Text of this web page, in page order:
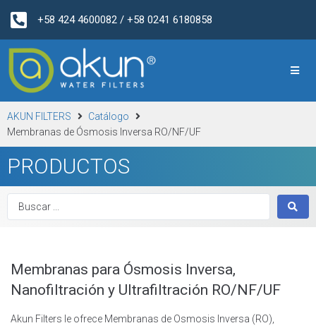
+58 424 4600082 / +58 0241 6180858
AKUN FILTERS
Catálogo
Membranas de Ósmosis Inversa RO/NF/UF
PRODUCTOS
Membranas para Ósmosis Inversa,
Nanofiltración y Ultrafiltración RO/NF/UF
Akun Filters le ofrece Membranas de Osmosis Inversa (RO),